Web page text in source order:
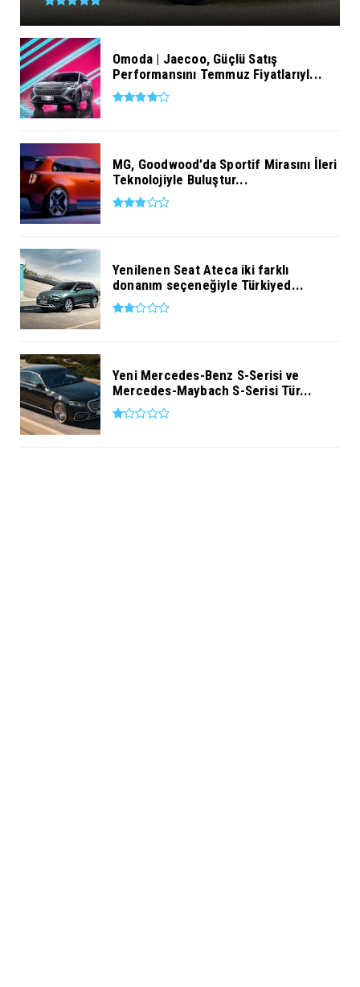
Omoda | Jaecoo, Güçlü Satış
Performansını Temmuz Fiyatlarıyl...
MG, Goodwood’da Sportif Mirasını İleri
Teknolojiyle Buluştur...
Yenilenen Seat Ateca iki farklı
donanım seçeneğiyle Türkiyed...
Yeni Mercedes-Benz S-Serisi ve
Mercedes-Maybach S-Serisi Tür...